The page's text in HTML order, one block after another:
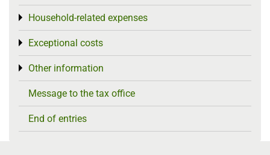
Household-related expenses
Toggle menu
Exceptional costs
Toggle menu
Other information
Toggle menu
Message to the tax office
End of entries